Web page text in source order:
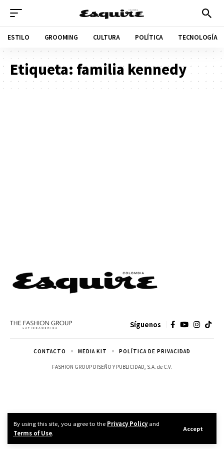
By using this site, you agree to the Privacy Policyand
Terms of Use.
Accept
ESTILO GROOMING CULTURA POLÍTICA TECNOLOGÍA
Etiqueta: familia kennedy
Síguenos
FASHION GROUP DISEÑO Y PUBLICIDAD, S.A. de C.V.
CONTACTO MEDIA KIT POLÍTICA DE PRIVACIDAD